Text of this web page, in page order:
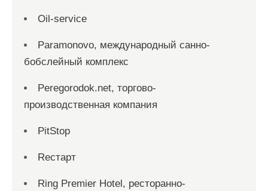
Oil-service
Paramonovo, международный санно-
бобслейный комплекс
Peregorodok.net, торгово-
производственная компания
PitStop
Reстарт
Ring Premier Hotel, ресторанно-